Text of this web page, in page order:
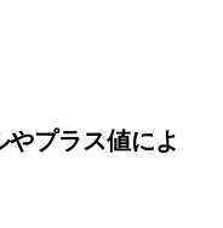
やプラス値によ